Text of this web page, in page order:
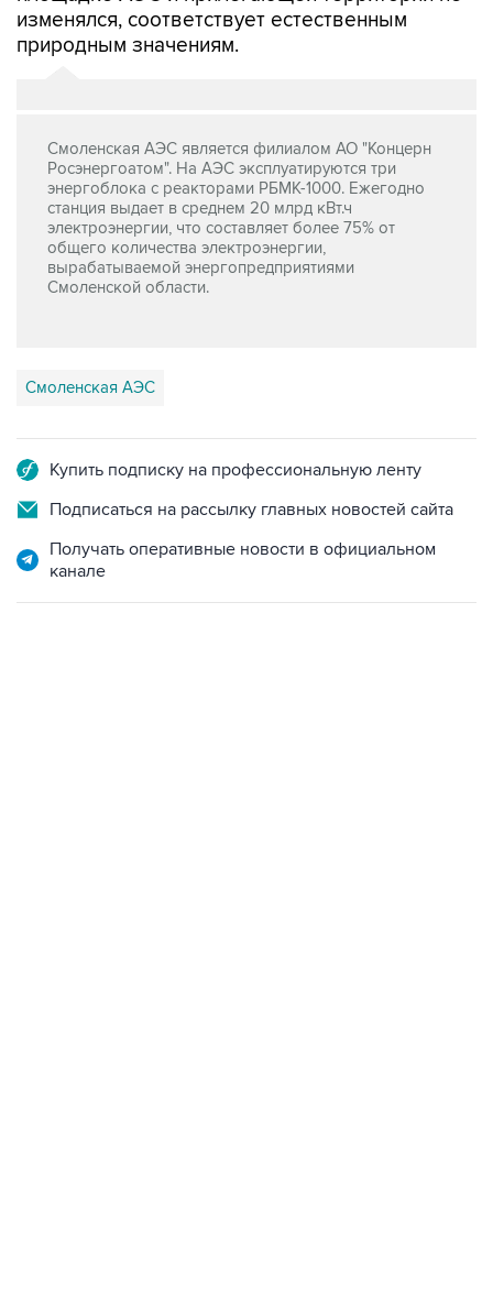
изменялся, соответствует естественным
природным значениям.
Смоленская АЭС является филиалом АО "Концерн
Росэнергоатом". На АЭС эксплуатируются три
энергоблока с реакторами РБМК-1000. Ежегодно
станция выдает в среднем 20 млрд кВт.ч
электроэнергии, что составляет более 75% от
общего количества электроэнергии,
вырабатываемой энергопредприятиями
Смоленской области.
Смоленская АЭС
Купить подписку на профессиональную ленту
Подписаться на рассылку главных новостей сайта
Получать оперативные новости в официальном
канале